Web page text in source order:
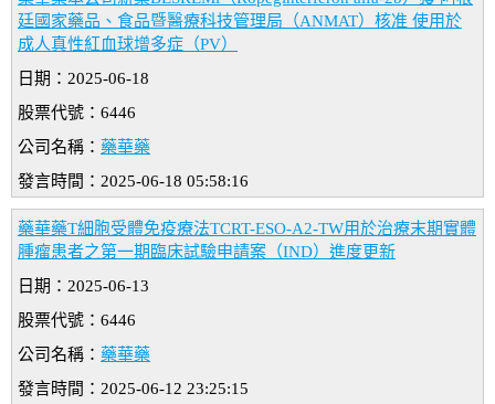
廷國家藥品、食品暨醫療科技管理局（ANMAT）核准 使用於
成人真性紅血球增多症（PV）
日期：2025-06-18
股票代號：6446
公司名稱： 藥華藥
發言時間：2025-06-18 05:58:16
藥華藥T細胞受體免疫療法TCRT-ESO-A2-TW用於治療末期實體
腫瘤患者之第一期臨床試驗申請案（IND）進度更新
日期：2025-06-13
股票代號：6446
公司名稱： 藥華藥
發言時間：2025-06-12 23:25:15